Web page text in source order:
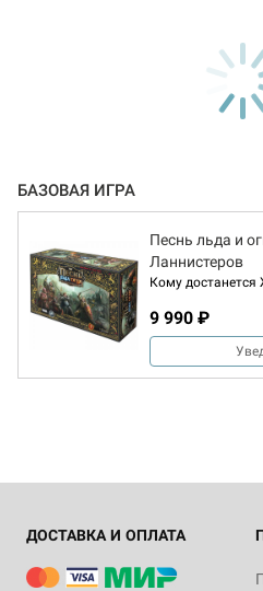
БАЗОВАЯ ИГРА
Песнь льда и
Ланнистеров
Кому
9 990 ₽
ДОСТАВКА И ОПЛАТА